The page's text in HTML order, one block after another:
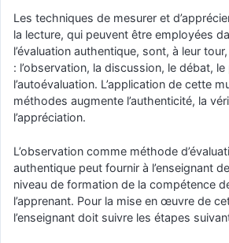
Les techniques de mesurer et
la lecture, qui peuvent être employées
l’évaluation authentique, sont, à leur
: l’observation, la discussion, le débat,
l’autoévaluation. L’application de cette
méthodes augmente l’authenticité, la
l’appréciation.
L’observation comme méthode
authentique peut fournir à l’enseignant
niveau de formation de la compétence
l’apprenant. Pour la mise en œuvre de
l’enseignant doit suivre les étapes